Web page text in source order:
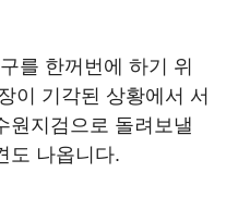
를 한꺼번에 하기 위
이 기각된 상황에서 서
원지검으로 돌려보낼
도 나옵니다.